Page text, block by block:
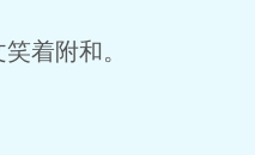
着附和。